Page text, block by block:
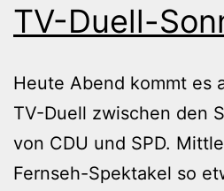
TV-Duell-
Heute Abend kommt es
TV-Duell zwischen den
von CDU und SPD.
Fernseh-Spektakel so